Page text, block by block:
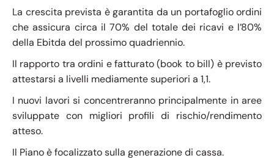
La crescita prevista è garantita da un portafoglio ordini
che assicura circa il 70% del totale dei ricavi e l’80%
della Ebitda del prossimo quadriennio.
Il rapporto tra ordini e fatturato (book to bill) è previsto
attestarsi a livelli mediamente superiori a 1,1.
I nuovi lavori si concentreranno principalmente in aree
sviluppate con migliori profili di rischio/rendimento
atteso.
Il Piano è focalizzato sulla generazione di cassa.